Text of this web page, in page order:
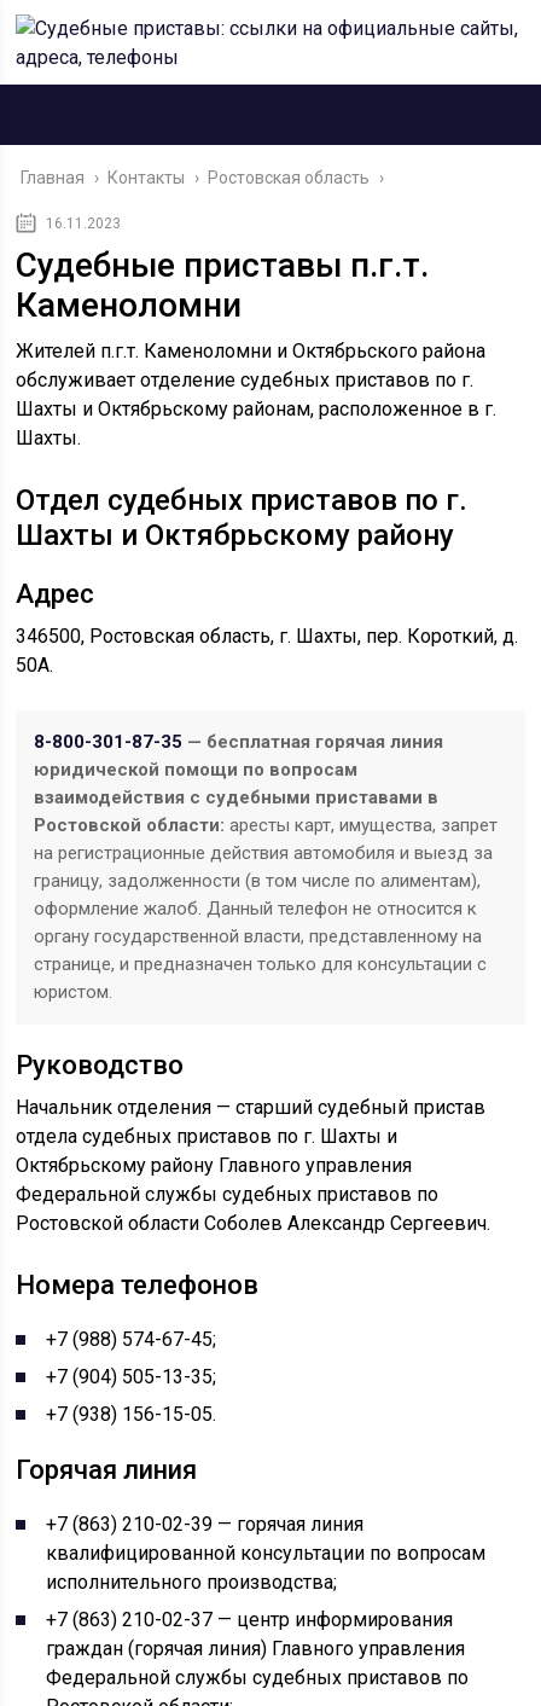
Главная › Контакты › Ростовская область ›
16.11.2023
Судебные приставы п.г.т.
Каменоломни
Жителей п.г.т. Каменоломни и Октябрьского района
обслуживает отделение судебных приставов по г.
Шахты и Октябрьскому районам, расположенное в г.
Шахты.
Отдел судебных приставов по г.
Шахты и Октябрьскому району
Адрес
346500, Ростовская область, г. Шахты, пер. Короткий, д.
50А.
8-800-301-87-35 — бесплатная горячая линия
юридической помощи по вопросам
взаимодействия с судебными приставами в
Ростовской области: аресты карт, имущества, запрет
на регистрационные действия автомобиля и выезд за
границу, задолженности (в том числе по алиментам),
оформление жалоб. Данный телефон не относится к
органу государственной власти, представленному на
странице, и предназначен только для консультации с
юристом.
Руководство
Начальник отделения — старший судебный пристав
отдела судебных приставов по г. Шахты и
Октябрьскому району Главного управления
Федеральной службы судебных приставов по
Ростовской области Соболев Александр Сергеевич.
Номера телефонов
+7 (988) 574-67-45;
+7 (904) 505-13-35;
+7 (938) 156-15-05.
Горячая линия
+7 (863) 210-02-39 — горячая линия
квалифицированной консультации по вопросам
исполнительного производства;
+7 (863) 210-02-37 — центр информирования
граждан (горячая линия) Главного управления
Федеральной службы судебных приставов по